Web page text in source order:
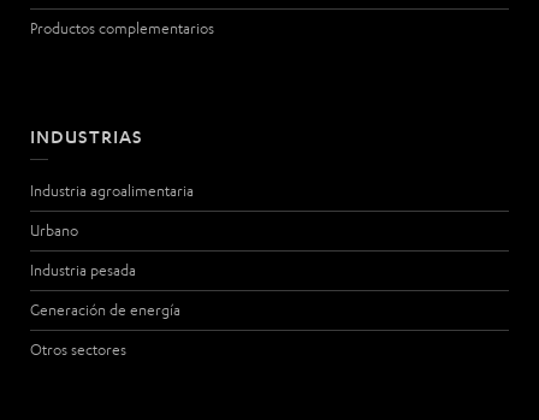
Productos complementarios
INDUSTRIAS
Industria agroalimentaria
Urbano
Industria pesada
Generación de energía
Otros sectores